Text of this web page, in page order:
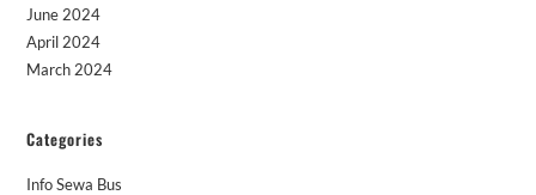
June 2024
April 2024
March 2024
Categories
Info Sewa Bus